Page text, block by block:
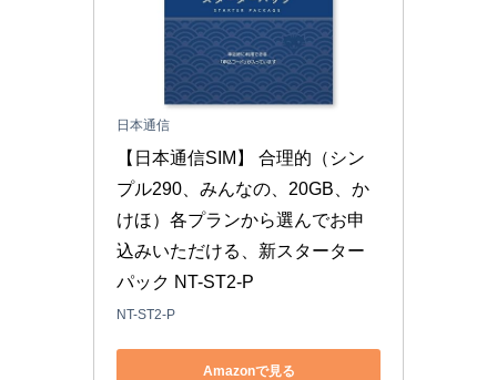
日本通信
【日本通信SIM】 合理的（シン
プル290、みんなの、20GB、か
けほ）各プランから選んでお申
込みいただける、新スターター
パック NT-ST2-P
NT-ST2-P
Amazonで見る